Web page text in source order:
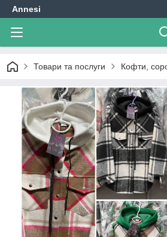
Annesi
Товари та послуги Кофти,